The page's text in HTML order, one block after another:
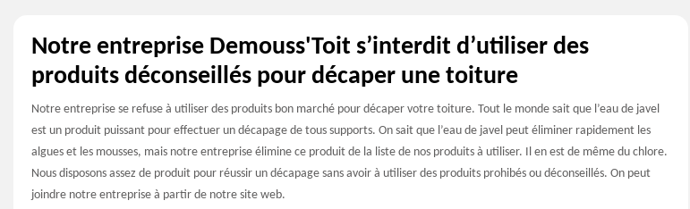
Notre entreprise Demouss'Toit s’interdit d’utiliser des
produits déconseillés pour décaper une toiture
Notre entreprise se refuse à utiliser des produits bon marché pour décaper votre toiture. Tout le monde sait que l’eau de javel
est un produit puissant pour effectuer un décapage de tous supports. On sait que l’eau de javel peut éliminer rapidement les
algues et les mousses, mais notre entreprise élimine ce produit de la liste de nos produits à utiliser. Il en est de même du chlore.
Nous disposons assez de produit pour réussir un décapage sans avoir à utiliser des produits prohibés ou déconseillés. On peut
joindre notre entreprise à partir de notre site web.